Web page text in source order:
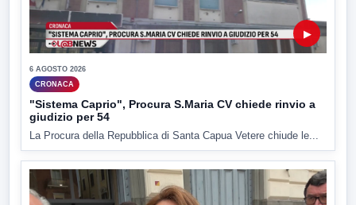
▶
6 AGOSTO 2026
CRONACA
"Sistema Caprio", Procura S.Maria CV chiede rinvio a
giudizio per 54
La Procura della Repubblica di Santa Capua Vetere chiude le...